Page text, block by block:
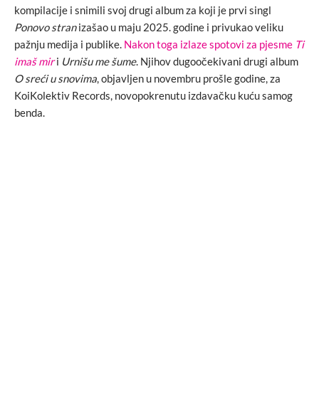
kompilacije i snimili svoj drugi album za koji je prvi singl
Ponovo stranizašao u maju 2025. godine i privukao veliku
pažnju medija i publike. Nakon toga izlaze spotovi za pjesme Ti
imaš miri Urnišu me šume. Njihov dugoočekivani drugi album
O sreći u snovima , objavljen u novembru prošle godine, za
KoiKolektiv Records, novopokrenutu izdavačku kuću samog
benda.